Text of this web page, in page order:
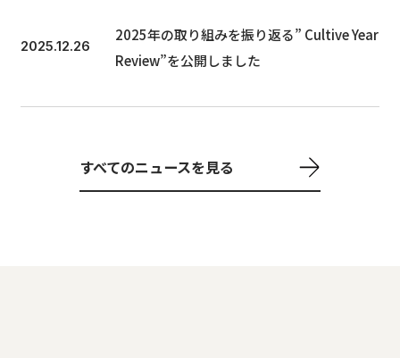
2025.12.26
2025年の取り組みを振り返る” Cultive Year
Review”を公開しました
すべてのニュースを見る